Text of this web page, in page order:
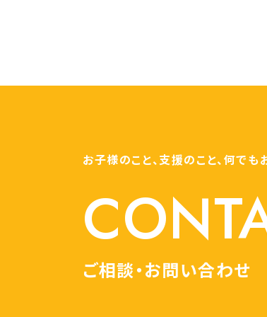
お子様のこと、支援のこと、何で
ご相談・お問い合わせ